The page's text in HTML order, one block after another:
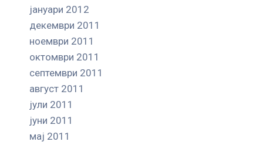
јануари 2012
декември 2011
ноември 2011
октомври 2011
септември 2011
август 2011
јули 2011
јуни 2011
мај 2011